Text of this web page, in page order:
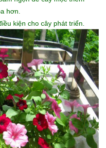
hơn.
kiện cho cây phát triển.